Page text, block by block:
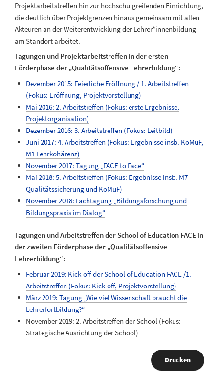
Projektarbeitstreffen hin zur hochschulgreifenden Einrichtung,
die deutlich über Projektgrenzen hinaus gemeinsam mit allen
Akteuren an der Weiterentwicklung der Lehrer*innenbildung
am Standort arbeitet.
Tagungen und Projektarbeitstreffen in der ersten
Förderphase der „Qualitätsoffensive Lehrerbildung“:
Dezember 2015: Feierliche Eröffnung / 1. Arbeitstreffen
(Fokus: Eröffnung, Projektvorstellung)
Mai 2016: 2. Arbeitstreffen (Fokus: erste Ergebnisse,
Projektorganisation)
Dezember 2016: 3. Arbeitstreffen (Fokus: Leitbild)
Juni 2017: 4. Arbeitstreffen (Fokus: Ergebnisse insb. KoMuF,
M1 Lehrkohärenz)
November 2017: Tagung „FACE to Face“
Mai 2018: 5. Arbeitstreffen (Fokus: Ergebnisse insb. M7
Qualitätssicherung und KoMuF)
November 2018: Fachtagung „Bildungsforschung und
Bildungspraxis im Dialog“
Tagungen und Arbeitstreffen der School of Education FACE in
der zweiten Förderphase der „Qualitätsoffensive
Lehrerbildung“:
Februar 2019: Kick-off der School of Education FACE /1.
Arbeitstreffen (Fokus: Kick-off, Projektvorstellung)
März 2019: Tagung „Wie viel Wissenschaft braucht die
Lehrerfortbildung?“
November 2019: 2. Arbeitstreffen der School (Fokus:
Strategische Ausrichtung der School)
Drucken